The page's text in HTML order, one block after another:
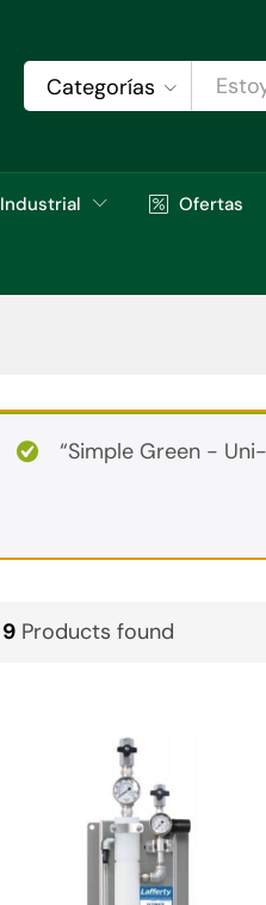
Categorías
Industrial Ofertas
“Simple Green -
9 Products found